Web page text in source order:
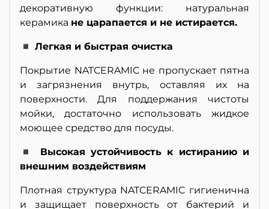
декоративную функции: натуральная
керамика не царапается и не истирается.
◾ Легкая и быстрая очистка
Покрытие NATCERAMIC не пропускает пятна
и загрязнения внутрь, оставляя их на
поверхности. Для поддержания чистоты
мойки, достаточно использовать жидкое
моющее средство для посуды.
◾ Высокая устойчивость к истиранию и
внешним воздействиям
Плотная структура NATCERAMIC гигиенична
и защищает поверхность от бактерий и